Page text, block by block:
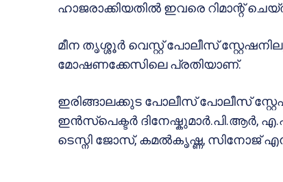
ഹാജരാക്കിയതിൽ ഇവരെ റിമാന്റ്
മീന തൃശ്ശൂർ വെസ്റ്റ് പോലീസ്
മോഷണക്കേസിലെ പ്രതിയാണ്.
ഇരിങ്ങാലക്കുട പോലീസ് പോലീസ്
ഇൻസ്പെക്ടർ ദിനേഷ്കുമാർ.പി.ആർ,
ടെസ്നി ജോസ്, കമൽകൃഷ്ണ, സിനോജ്